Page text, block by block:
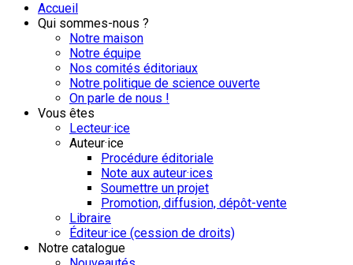
Accueil
Qui sommes-nous ?
Notre maison
Notre équipe
Nos comités éditoriaux
Notre politique de science ouverte
On parle de nous !
Vous êtes
Lecteur·ice
Auteur·ice
Procédure éditoriale
Note aux auteur·ices
Soumettre un projet
Promotion, diffusion, dépôt-vente
Libraire
Éditeur·ice (cession de droits)
Notre catalogue